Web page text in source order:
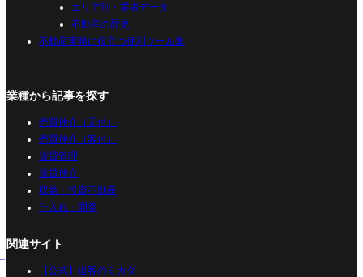
エリア別・業者データ
不動産の歴史
不動産実務に役立つ便利ツール集
業種から記事を探す
売買仲介（元付）
売買仲介（客付）
賃貸管理
賃貸仲介
収益・投資不動産
仕入れ・開発
関連サイト
【公式】追客のミカタ